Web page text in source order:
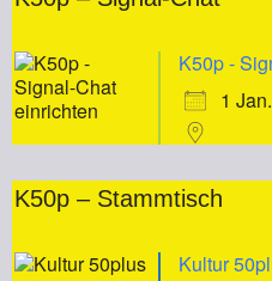
K50p -
1
K50p – Stammtisch
Kultur